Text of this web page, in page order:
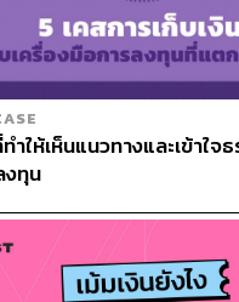
ทำให้เห็นแนวทางและเข้าใ
งทุน